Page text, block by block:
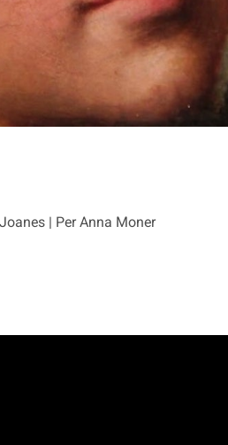
| Per Anna Moner